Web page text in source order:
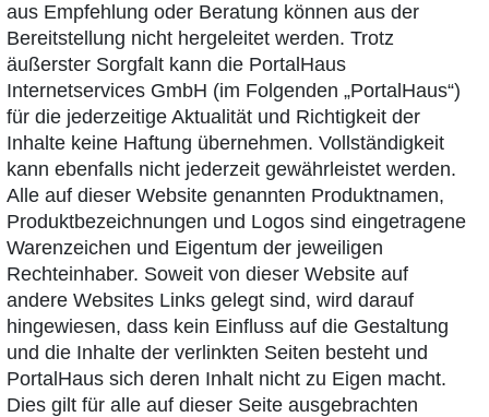
aus Empfehlung oder Beratung können aus der
Bereitstellung nicht hergeleitet werden. Trotz
äußerster Sorgfalt kann die PortalHaus
Internetservices GmbH (im Folgenden „PortalHaus“)
für die jederzeitige Aktualität und Richtigkeit der
Inhalte keine Haftung übernehmen. Vollständigkeit
kann ebenfalls nicht jederzeit gewährleistet werden.
Alle auf dieser Website genannten Produktnamen,
Produktbezeichnungen und Logos sind eingetragene
Warenzeichen und Eigentum der jeweiligen
Rechteinhaber. Soweit von dieser Website auf
andere Websites Links gelegt sind, wird darauf
hingewiesen, dass kein Einfluss auf die Gestaltung
und die Inhalte der verlinkten Seiten besteht und
PortalHaus sich deren Inhalt nicht zu Eigen macht.
Dies gilt für alle auf dieser Seite ausgebrachten